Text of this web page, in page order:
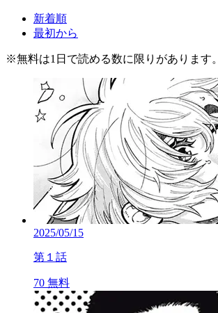
新着順
最初から
※無料は1日で読める数に限りがあります。
2025/05/15
第１話
70 無料